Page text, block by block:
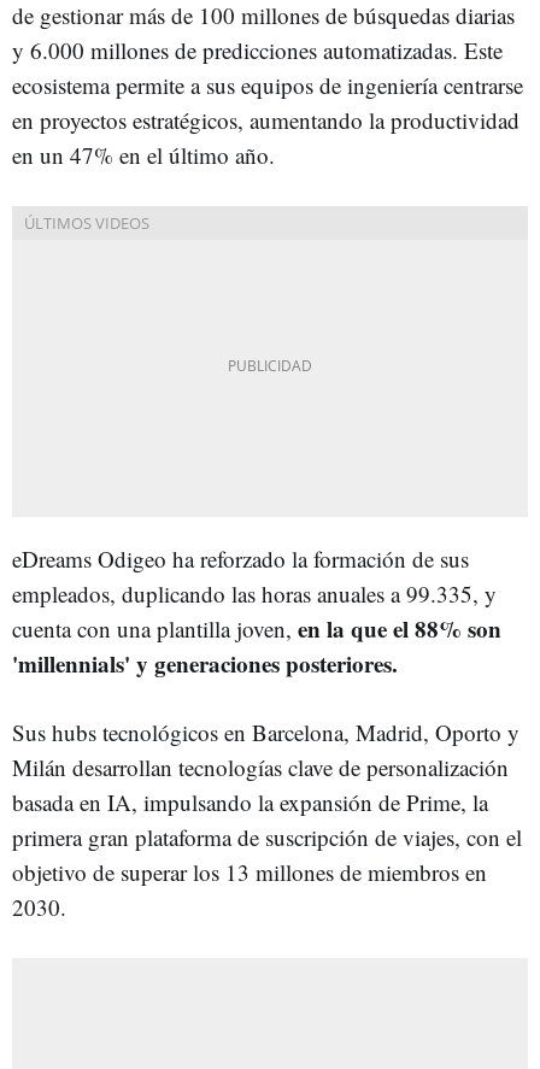
de gestionar más de 100 millones de búsquedas diarias
y 6.000 millones de predicciones automatizadas. Este
ecosistema permite a sus equipos de ingeniería centrarse
en proyectos estratégicos, aumentando la productividad
en un 47% en el último año.
eDreams Odigeo ha reforzado la formación de sus
empleados, duplicando las horas anuales a 99.335, y
cuenta con una plantilla joven, en la que el 88% son
'millennials' y generaciones posteriores.
Sus hubs tecnológicos en Barcelona, Madrid, Oporto y
Milán desarrollan tecnologías clave de personalización
basada en IA, impulsando la expansión de Prime, la
primera gran plataforma de suscripción de viajes, con el
objetivo de superar los 13 millones de miembros en
2030.